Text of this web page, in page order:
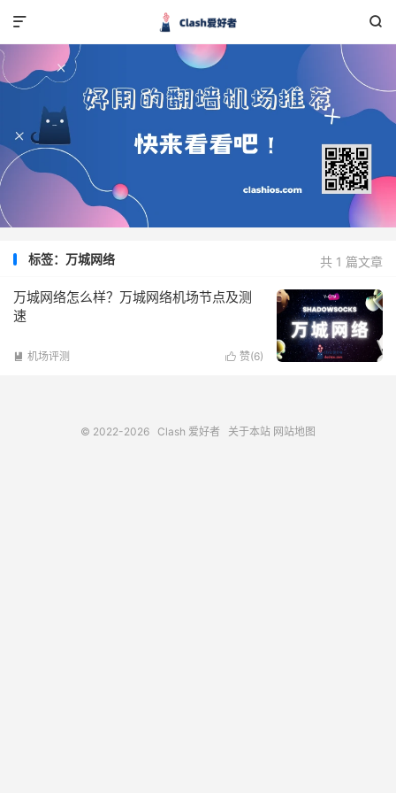


共 1 篇文章
标签：万城网络
万城网络怎么样？万城网络机场节点及测
速
 赞(6)
 机场评测
© 2022-2026 Clash 爱好者 关于本站 网站地图